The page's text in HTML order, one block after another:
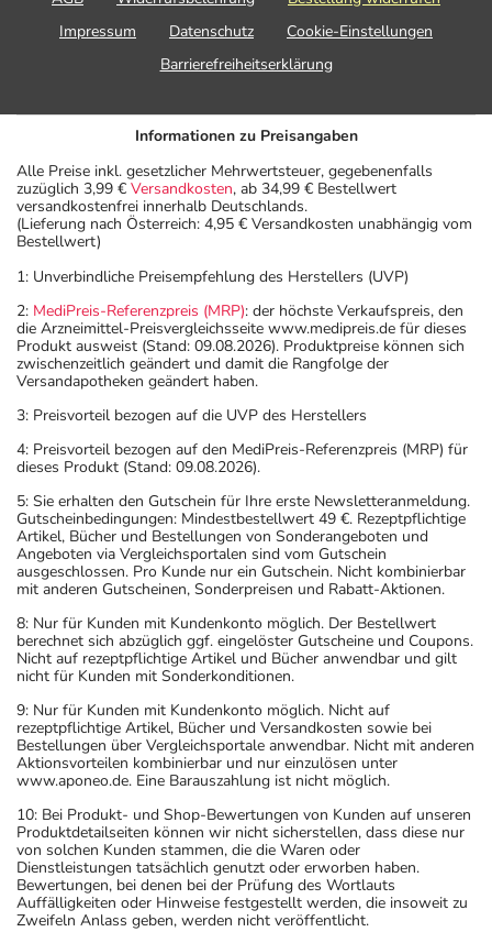
Impressum
Datenschutz
Cookie-Einstellungen
Barrierefreiheitserklärung
Informationen zu Preisangaben
Alle Preise inkl. gesetzlicher Mehrwertsteuer, gegebenenfalls
zuzüglich 3,99 € Versandkosten, ab 34,99 € Bestellwert
versandkostenfrei innerhalb Deutschlands.
(Lieferung nach Österreich: 4,95 € Versandkosten unabhängig vom
Bestellwert)
1: Unverbindliche Preisempfehlung des Herstellers (UVP)
2: MediPreis-Referenzpreis (MRP): der höchste Verkaufspreis, den
die Arzneimittel-Preisvergleichsseite www.medipreis.de für dieses
Produkt ausweist (Stand: 09.08.2026). Produktpreise können sich
zwischenzeitlich geändert und damit die Rangfolge der
Versandapotheken geändert haben.
3: Preisvorteil bezogen auf die UVP des Herstellers
4: Preisvorteil bezogen auf den MediPreis-Referenzpreis (MRP) für
dieses Produkt (Stand: 09.08.2026).
5: Sie erhalten den Gutschein für Ihre erste Newsletteranmeldung.
Gutscheinbedingungen: Mindestbestellwert 49 €. Rezeptpflichtige
Artikel, Bücher und Bestellungen von Sonderangeboten und
Angeboten via Vergleichsportalen sind vom Gutschein
ausgeschlossen. Pro Kunde nur ein Gutschein. Nicht kombinierbar
mit anderen Gutscheinen, Sonderpreisen und Rabatt-Aktionen.
8: Nur für Kunden mit Kundenkonto möglich. Der Bestellwert
berechnet sich abzüglich ggf. eingelöster Gutscheine und Coupons.
Nicht auf rezeptpflichtige Artikel und Bücher anwendbar und gilt
nicht für Kunden mit Sonderkonditionen.
9: Nur für Kunden mit Kundenkonto möglich. Nicht auf
rezeptpflichtige Artikel, Bücher und Versandkosten sowie bei
Bestellungen über Vergleichsportale anwendbar. Nicht mit anderen
Aktionsvorteilen kombinierbar und nur einzulösen unter
www.aponeo.de. Eine Barauszahlung ist nicht möglich.
10: Bei Produkt- und Shop-Bewertungen von Kunden auf unseren
Produktdetailseiten können wir nicht sicherstellen, dass diese nur
von solchen Kunden stammen, die die Waren oder
Dienstleistungen tatsächlich genutzt oder erworben haben.
Bewertungen, bei denen bei der Prüfung des Wortlauts
Auffälligkeiten oder Hinweise festgestellt werden, die insoweit zu
Zweifeln Anlass geben, werden nicht veröffentlicht.